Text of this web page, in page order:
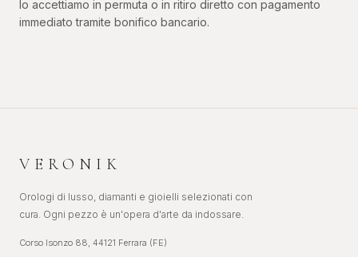
lo accettiamo in permuta o in ritiro diretto con pagamento
immediato tramite bonifico bancario.
VERONIK
Orologi di lusso, diamanti e gioielli selezionati con
cura. Ogni pezzo è un'opera d'arte da indossare.
Corso Isonzo 88, 44121 Ferrara (FE)